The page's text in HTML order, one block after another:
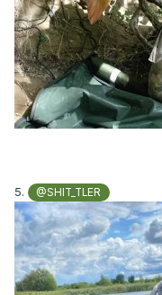
5. @SHIT_TLER